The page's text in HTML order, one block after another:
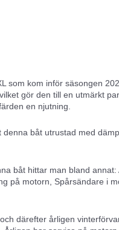
som kom inför säsongen
gör den till en utmärkt
en njutning.
båt utrustad med
båt hittar man bland
på motorn, Spårsändare i
därefter årligen